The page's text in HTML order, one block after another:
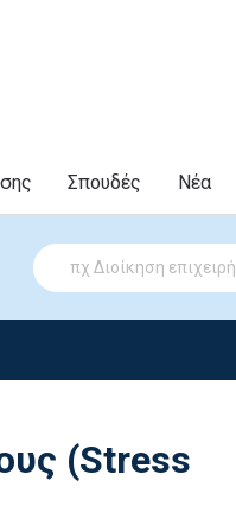
Σπουδές Νέα
(Stress